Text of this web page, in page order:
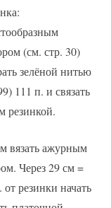
(см. стр. 30)
зелёной нитью
111 п. и связать
резинкой.
вязать ажурным
Через 29 см =
от резинки начать